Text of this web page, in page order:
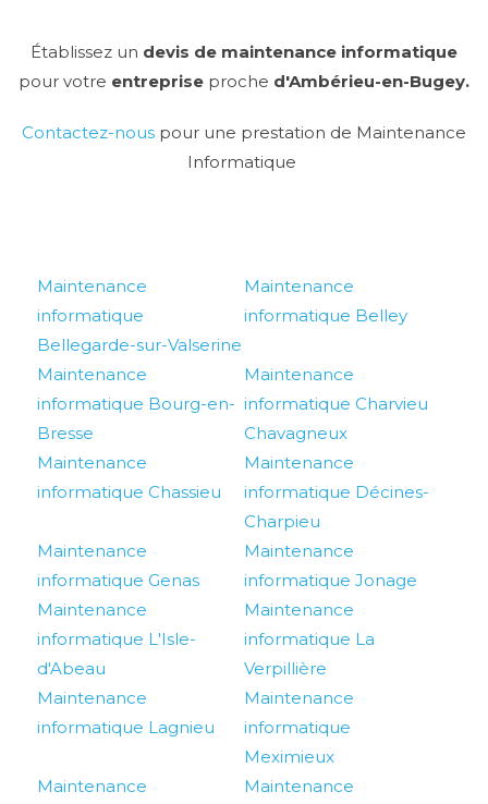
Établissez un devis de maintenance informatique
pour votre entrepriseproche d'Ambérieu-en-Bugey.
Contactez-nouspour une prestation de Maintenance
Informatique
Maintenance
informatique
Bellegarde-sur-Valserine
Maintenance
informatique Belley
Maintenance
informatique Bourg-en-
Bresse
Maintenance
informatique Charvieu
Chavagneux
Maintenance
informatique Chassieu
Maintenance
informatique Décines-
Charpieu
Maintenance
informatique Genas
Maintenance
informatique Jonage
Maintenance
informatique L'Isle-
d'Abeau
Maintenance
informatique La
Verpillière
Maintenance
informatique Lagnieu
Maintenance
informatique
Meximieux
Maintenance
Maintenance